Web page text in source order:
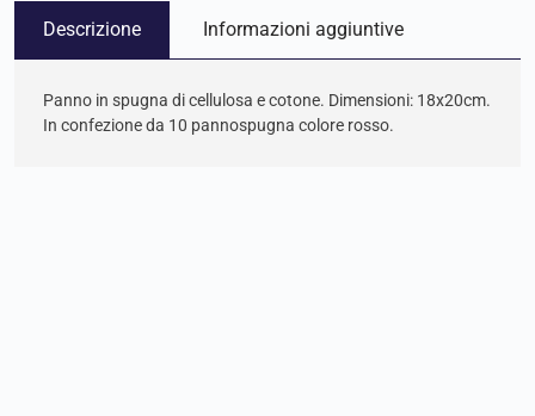
Descrizione Informazioni aggiuntive
Panno in spugna di cellulosa e cotone. Dimensioni: 18x20cm.
In confezione da 10 pannospugna colore rosso.